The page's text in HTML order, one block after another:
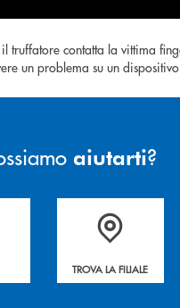
truffatore contatta la vittima
un problema su un
aiutarti?
compila il form e noi ti
La&nbsp; Filiale
TROVA LA FILIALE